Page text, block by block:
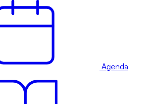
Agenda